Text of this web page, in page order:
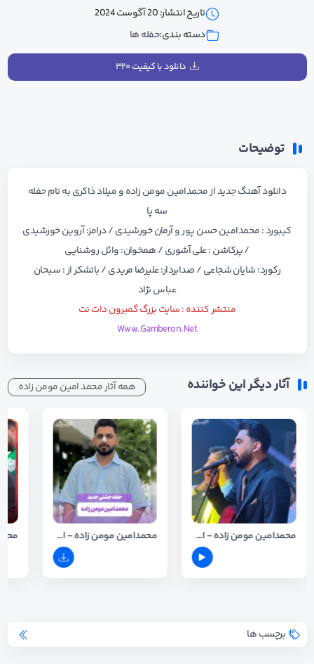
تاریخ انتشار: 20 آگوست 2024
دسته بندی:حفله ها
دانلود با کیفیت ۳۲۰
توضیحات
دانلود آهنگ جدید ازمحمدامین مومن زاده و میلاد ذاکریبه نامحفله
سه پا
کیبورد : محمدامین حسن پور و آرمان خورشیدی / درامز: آروین خورشیدی
/ پرکاشن : علی آشوری / همخوان: وائل روشنایی
رکورد: شایان شجاعی / صدابردار: علیرضا مریدی / باتشکر از : سبحان
عباس نژاد
منتشر کننده : سایت بزرگ گمبرون دات نت
Www.Gamberon.Net
آثار دیگر این خواننده همه آثار محمد امین مومن زاده
محمدامین مومن زاده - اجرای جشنی (بندر کنگ) محمدامین مومن زاده - اجرای جشنی جدید
برچسب ها